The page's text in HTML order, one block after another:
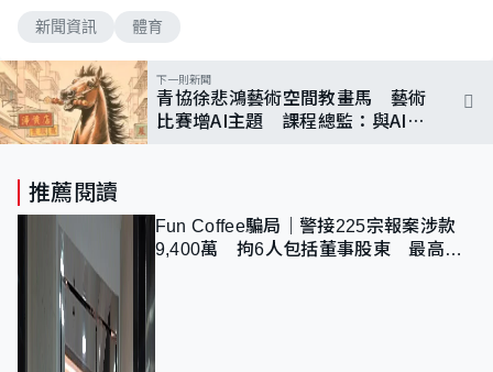
新聞資訊 體育
下一則新聞
青協徐悲鴻藝術空間教畫馬 藝術
比賽增AI主題 課程總監：與AI互
推薦閱讀
Fun Coffee騙局｜警接225宗報案涉款
9,400萬 拘6人包括董事股東 最高金